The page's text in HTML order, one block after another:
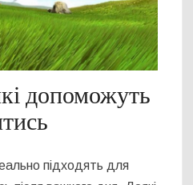
допоможуть
підходять для